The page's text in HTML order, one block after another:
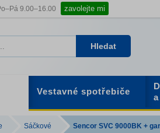
9.00–16.00 zavolejte mi
Hledat
Vestavné spotřebiče
Sáčkové Sencor SVC 9000BK +